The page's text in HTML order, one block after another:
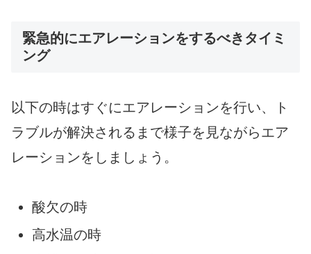
緊急的にエアレーションをするべきタイミ
ング
以下の時はすぐにエアレーションを行い、ト
ラブルが解決されるまで様子を見ながらエア
レーションをしましょう。
酸欠の時
高水温の時